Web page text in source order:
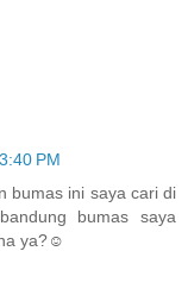
PM
bumas ini saya cari di
bumas saya
ya?☺️